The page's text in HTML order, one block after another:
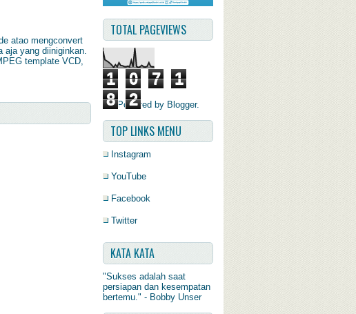
atao mengconvert
aja yang diiniginkan.
template VCD,
TOTAL PAGEVIEWS
1 0 7
1
8
2
Powered by Blogger.
TOP LINKS MENU
Instagram
YouTube
Facebook
Twitter
KATA KATA
"Sukses adalah saat
persiapan dan kesempatan
bertemu." - Bobby Unser